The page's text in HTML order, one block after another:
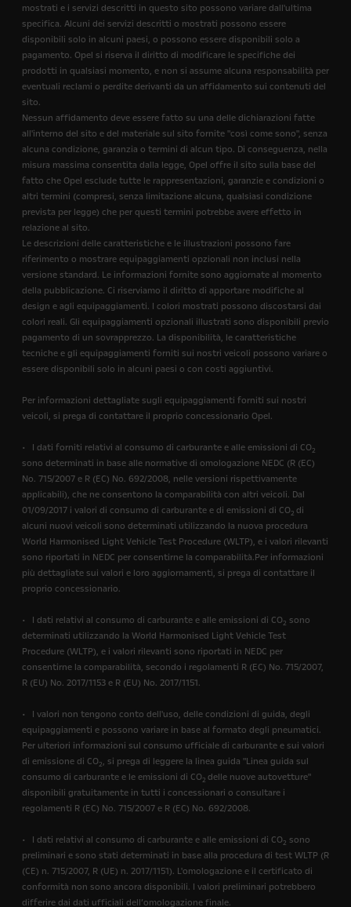
mostrati e i servizi descritti in questo sito possono variare dall'ultima
specifica. Alcuni dei servizi descritti o mostrati possono essere
disponibili solo in alcuni paesi, o possono essere disponibili solo a
pagamento. Opel si riserva il diritto di modificare le specifiche dei
prodotti in qualsiasi momento, e non si assume alcuna responsabilità per
eventuali reclami o perdite derivanti da un affidamento sui contenuti del
sito.
Nessun affidamento deve essere fatto su una delle dichiarazioni fatte
all'interno del sito e del materiale sul sito fornite "così come sono", senza
alcuna condizione, garanzia o termini di alcun tipo. Di conseguenza, nella
misura massima consentita dalla legge, Opel offre il sito sulla base del
fatto che Opel esclude tutte le rappresentazioni, garanzie e condizioni o
altri termini (compresi, senza limitazione alcuna, qualsiasi condizione
prevista per legge) che per questi termini potrebbe avere effetto in
relazione al sito.
Le descrizioni delle caratteristiche e le illustrazioni possono fare
riferimento o mostrare equipaggiamenti opzionali non inclusi nella
versione standard. Le informazioni fornite sono aggiornate al momento
della pubblicazione. Ci riserviamo il diritto di apportare modifiche al
design e agli equipaggiamenti. I colori mostrati possono discostarsi dai
colori reali. Gli equipaggiamenti opzionali illustrati sono disponibili previo
pagamento di un sovrapprezzo. La disponibilità, le caratteristiche
tecniche e gli equipaggiamenti forniti sui nostri veicoli possono variare o
essere disponibili solo in alcuni paesi o con costi aggiuntivi.
Per informazioni dettagliate sugli equipaggiamenti forniti sui nostri
veicoli, si prega di contattare il proprio concessionario Opel.
• I dati forniti relativi al consumo di carburante e alle emissioni di CO2
sono determinati in base alle normative di omologazione NEDC (R (EC)
No. 715/2007 e R (EC) No. 692/2008, nelle versioni rispettivamente
applicabili), che ne consentono la comparabilità con altri veicoli. Dal
01/09/2017 i valori di consumo di carburante e di emissioni di CO2 di
alcuni nuovi veicoli sono determinati utilizzando la nuova procedura
World Harmonised Light Vehicle Test Procedure (WLTP), e i valori rilevanti
sono riportati in NEDC per consentirne la comparabilità.Per informazioni
più dettagliate sui valori e loro aggiornamenti, si prega di contattare il
proprio concessionario.
• I dati relativi al consumo di carburante e alle emissioni di CO2 sono
determinati utilizzando la World Harmonised Light Vehicle Test
Procedure (WLTP), e i valori rilevanti sono riportati in NEDC per
consentirne la comparabilità, secondo i regolamenti R (EC) No. 715/2007,
R (EU) No. 2017/1153 e R (EU) No. 2017/1151.
• I valori non tengono conto dell'uso, delle condizioni di guida, degli
equipaggiamenti e possono variare in base al formato degli pneumatici.
Per ulteriori informazioni sul consumo ufficiale di carburante e sui valori
di emissione di CO2, si prega di leggere la linea guida "Linea guida sul
consumo di carburante e le emissioni di CO2 delle nuove autovetture"
disponibili gratuitamente in tutti i concessionari o consultare i
regolamenti R (EC) No. 715/2007 e R (EC) No. 692/2008.
• I dati relativi al consumo di carburante e alle emissioni di CO2 sono
preliminari e sono stati determinati in base alla procedura di test WLTP (R
(CE) n. 715/2007, R (UE) n. 2017/1151). L'omologazione e il certificato di
conformità non sono ancora disponibili. I valori preliminari potrebbero
differire dai dati ufficiali dell’omologazione finale.